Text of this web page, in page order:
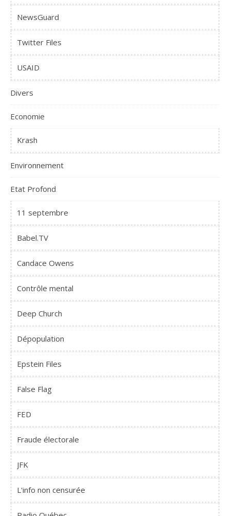
NewsGuard
Twitter Files
USAID
Divers
Economie
Krash
Environnement
Etat Profond
11 septembre
Babel.TV
Candace Owens
Contrôle mental
Deep Church
Dépopulation
Epstein Files
False Flag
FED
Fraude électorale
JFK
L'info non censurée